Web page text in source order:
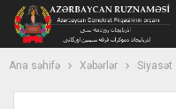
Ana səhifə Xəbərlər Siyasət